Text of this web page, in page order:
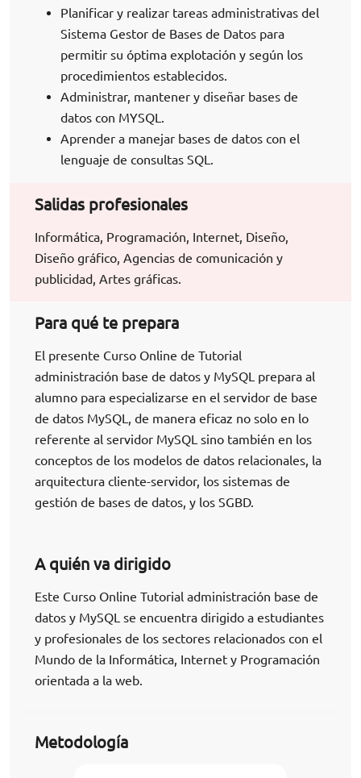
Planificar y realizar tareas administrativas del
Sistema Gestor de Bases de Datos para
permitir su óptima explotación y según los
procedimientos establecidos.
Administrar, mantener y diseñar bases de
datos con MYSQL.
Aprender a manejar bases de datos con el
lenguaje de consultas SQL.
Salidas profesionales
Informática, Programación, Internet, Diseño,
Diseño gráfico, Agencias de comunicación y
publicidad, Artes gráficas.
Para qué te prepara
El presente Curso Online de Tutorial
administración base de datos y MySQL prepara al
alumno para especializarse en el servidor de base
de datos MySQL, de manera eficaz no solo en lo
referente al servidor MySQL sino también en los
conceptos de los modelos de datos relacionales, la
arquitectura cliente-servidor, los sistemas de
gestión de bases de datos, y los SGBD.
A quién va dirigido
Este Curso Online Tutorial administración base de
datos y MySQL se encuentra dirigido a estudiantes
y profesionales de los sectores relacionados con el
Mundo de la Informática, Internet y Programación
orientada a la web.
Metodología